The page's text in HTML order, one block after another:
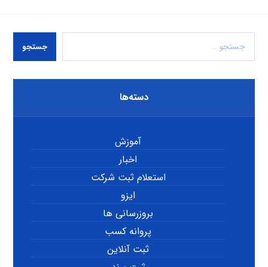
جستجو
دسته‌ها
آموزش
اخبار
استعلام ثبت شرکت
ایزو
بروزرسانی ها
پروانه کسب
ثبت آنلاین